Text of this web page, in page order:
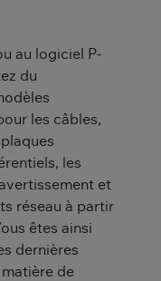
au logiciel P-
du
les câbles,
les
et
réseau à partir
êtes ainsi
dernières
de